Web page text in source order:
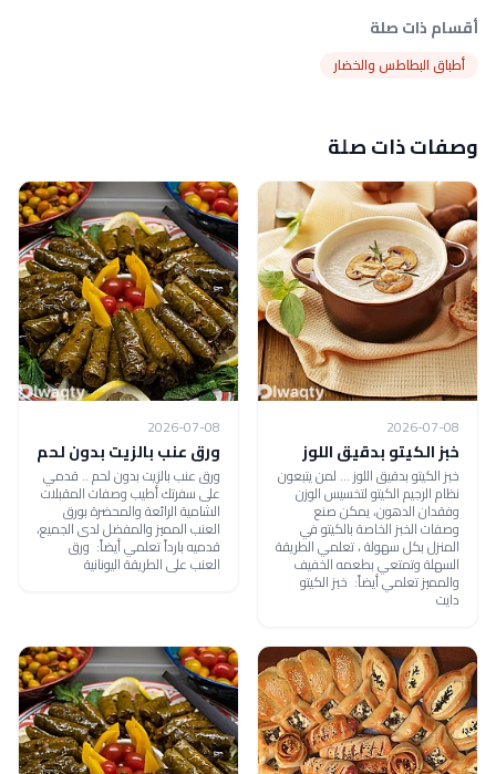
أقسام ذات صلة
أطباق البطاطس والخضار
وصفات ذات صلة
2026-07-08
خبز الكيتو بدقيق اللوز
خبز الكيتو بدقيق اللوز ... لمن يتبعون
نظام الرجيم الكيتو لتخسيس الوزن
وفقدان الدهون، يمكن صنع
وصفات الخبز الخاصة بالكيتو في
المنزل بكل سهولة ، تعلمي الطريقة
السهلة وتمتعي بطعمه الخفيف
والمميز تعلمي أيضاً: خبز الكيتو
دايت
2026-07-08
ورق عنب بالزيت بدون لحم
ورق عنب بالزيت بدون لحم .. قدمي
على سفرتك أطيب وصفات المقبلات
الشامية الرائعة والمحضرة بورق
العنب المميز والمفضل لدى الجميع،
قدميه بارداً تعلمي أيضاً: ورق
العنب على الطريقة اليونانية